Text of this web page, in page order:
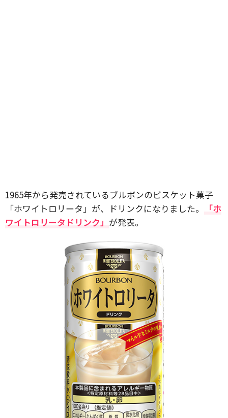
1965年から発売されているブルボンのビスケット菓子
「ホワイトロリータ」が、ドリンクになりました。
「ホ
ワイトロリータドリンク」 が発表。